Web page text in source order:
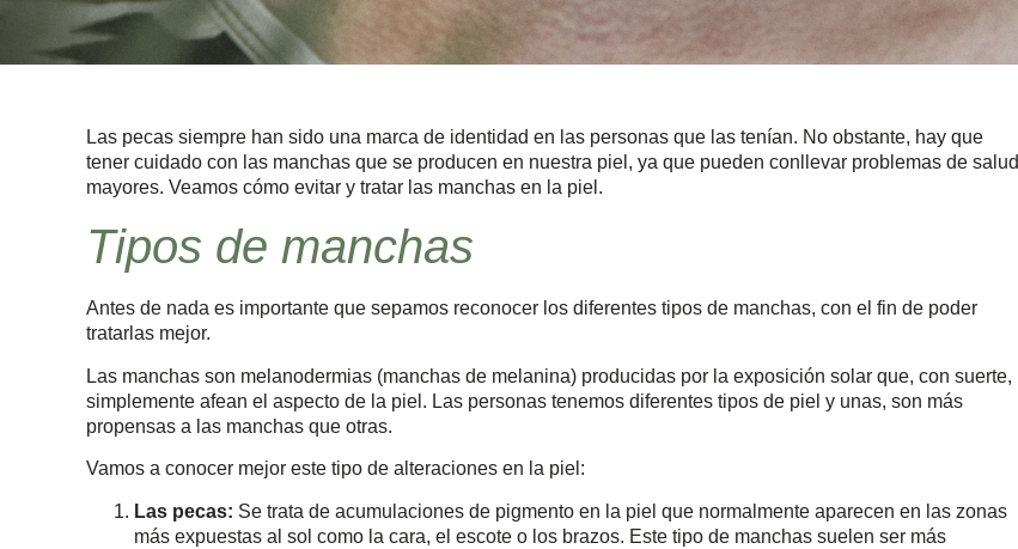
Las pecas siempre han sido una marca de identidad en las personas que las tenían. No obstante, hay que
tener cuidado con las manchas que se producen en nuestra piel, ya que pueden conllevar problemas de salud
mayores. Veamos cómo evitar y tratar las manchas en la piel.
Tipos de manchas
Antes de nada es importante que sepamos reconocer los diferentes tipos de manchas, con el fin de poder
tratarlas mejor.
Las manchas son melanodermias (manchas de melanina) producidas por la exposición solar que, con suerte,
simplemente afean el aspecto de la piel. Las personas tenemos diferentes tipos de piel y unas, son más
propensas a las manchas que otras.
Vamos a conocer mejor este tipo de alteraciones en la piel:
Las pecas: Se trata de acumulaciones de pigmento en la piel que normalmente aparecen en las zonas
más expuestas al sol como la cara, el escote o los brazos. Este tipo de manchas suelen ser más